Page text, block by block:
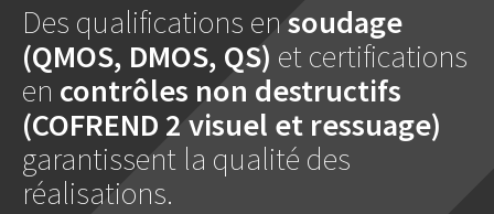
Des qualifications en soudage
(QMOS, DMOS, QS) et certifications
en contrôles non destructifs
(COFREND 2 visuel et ressuage)
garantissent la qualité des
réalisations.